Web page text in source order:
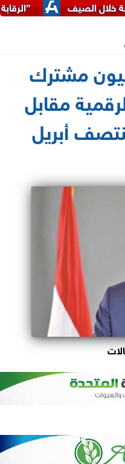
”الرقابة المالية”
2٫2 مليون مشترك
مقابل
أبريل